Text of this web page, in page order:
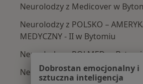
Neurolodzy z Medicover w
Neurolodzy z POLSKO –
MEDYCZNY - II w Bytomiu
Neurolodzy z POLMED w Bytomiu
Neurolodzy z Signal Iduna w
Dobrostan emocjonalny i
sztuczna inteligencja